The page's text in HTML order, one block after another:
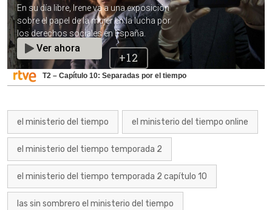
T2 – Capítulo 10: Separadas por el tiempo
el ministerio del tiempo el ministerio del tiempo online
el ministerio del tiempo temporada 2
el ministerio del tiempo temporada 2 capítulo 10
las sin sombrero el ministerio del tiempo